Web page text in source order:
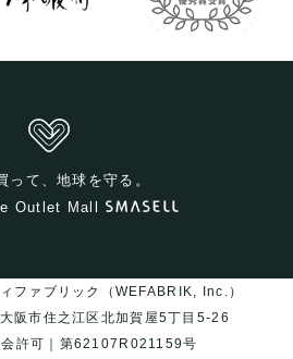
って、地球を守る。
Outlet Mall
ファブリック（WEFABRIK, Inc.）
阪市住之江区北加賀屋5丁目5-26
会許可｜第62107R021159号